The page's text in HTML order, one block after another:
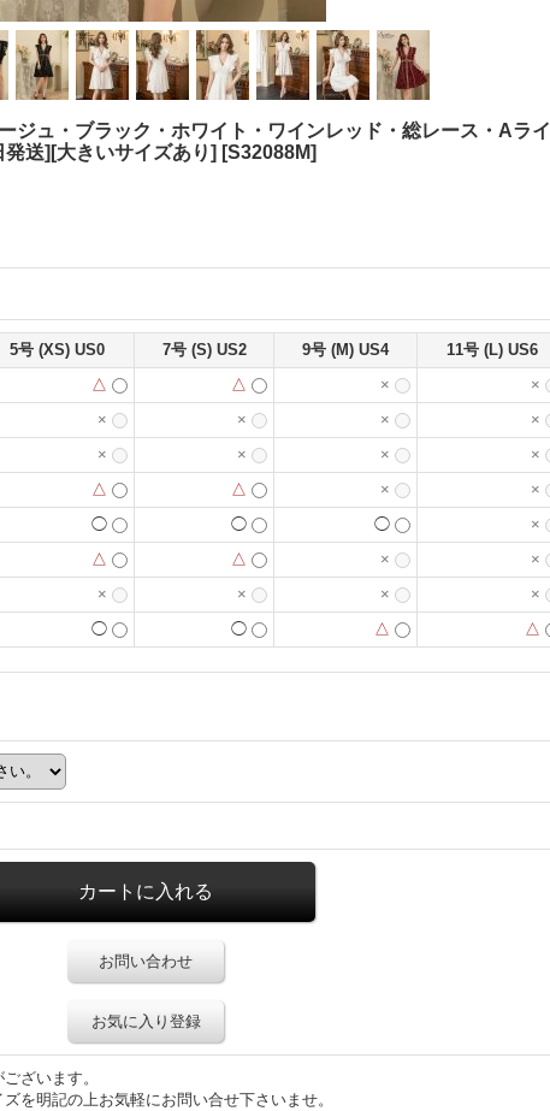
ジュ・ブラック・ホワイト・ワインレッド・総レース・Aライ
送][大きいサイズあり] [S32088M]
5号 (XS) US0 7号 (S) US2 9号 (M) US4
11号 (L) US6
△ △ ×
×
× × ×
×
× × ×
×
△ △ ×
×
◯ ◯ ◯
×
△ △ ×
×
× × ×
×
◯ ◯ △ △
お問い合わせ
お気に入り登録
ざいます。
を明記の上お気軽にお問い合せ下さいませ。